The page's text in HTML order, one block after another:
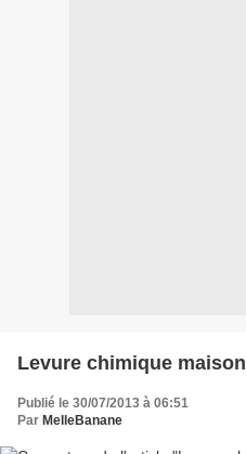
Levure chimique maison
Publié le 30/07/2013 à 06:51
Par MelleBanane